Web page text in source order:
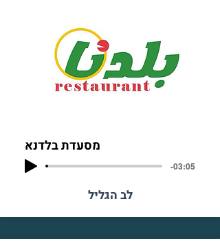
מסעדת בלדנא
-03:05
לב הגליל